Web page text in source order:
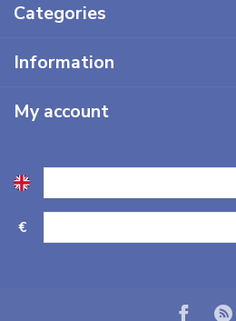
Categories
Information
My account
€